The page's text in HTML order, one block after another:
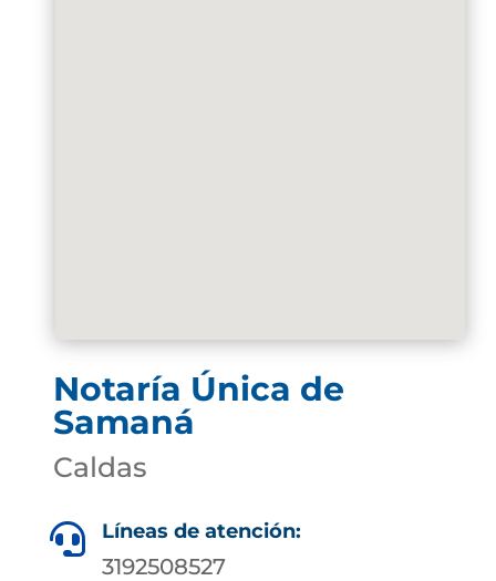
Notaría Única de
Samaná
Caldas
 Líneas de atención:
3192508527